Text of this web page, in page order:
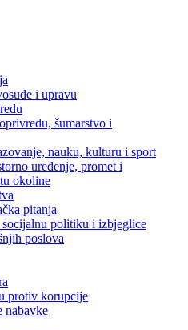
i upravu
šumarstvo i
nauku, kulturu i sport
uređenje, promet i
okoline
pitanja
politiku i izbjeglice
poslova
protiv korupcije
nabavke